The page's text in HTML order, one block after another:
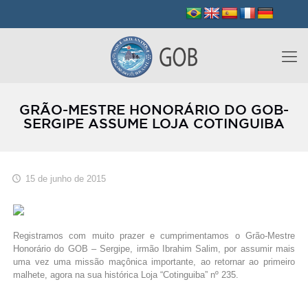
GRÃO-MESTRE HONORÁRIO DO GOB-
SERGIPE ASSUME LOJA COTINGUIBA
15 de junho de 2015
Registramos com muito prazer e cumprimentamos o Grão-Mestre
Honorário do GOB – Sergipe, irmão Ibrahim Salim, por assumir mais
uma vez uma missão maçônica importante, ao retornar ao primeiro
malhete, agora na sua histórica Loja “Cotinguiba” nº 235.